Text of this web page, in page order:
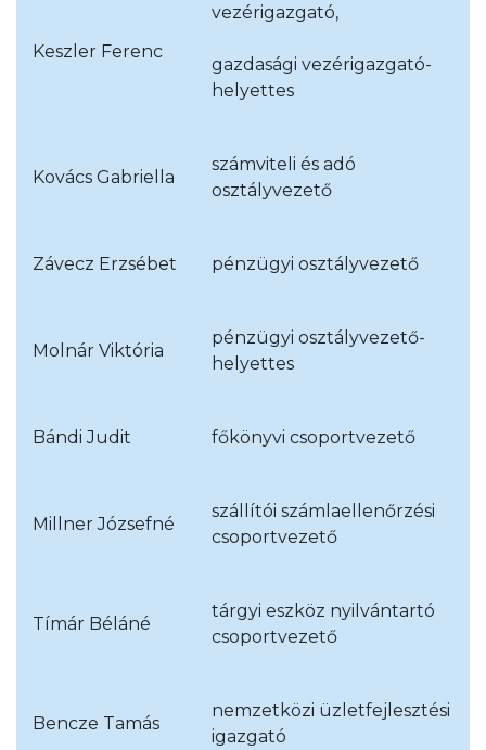
Keszler Ferenc
vezérigazgató,
gazdasági vezérigazgató-
helyettes
Kovács Gabriella
számviteli és adó
osztályvezető
Závecz Erzsébet pénzügyi osztályvezető
Molnár Viktória
pénzügyi osztályvezető-
helyettes
Bándi Judit főkönyvi csoportvezető
Millner Józsefné
szállítói számlaellenőrzési
csoportvezető
Tímár Béláné
tárgyi eszköz nyilvántartó
csoportvezető
Bencze Tamás
nemzetközi üzletfejlesztési
igazgató